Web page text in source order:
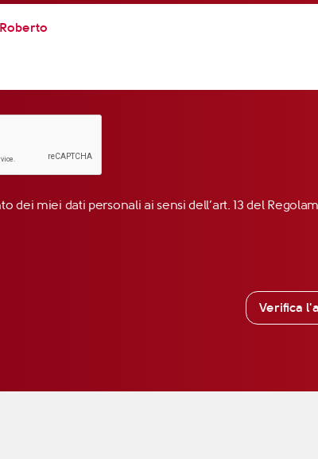
dei miei dati personali ai sensi dell’art. 13 del
Verifica